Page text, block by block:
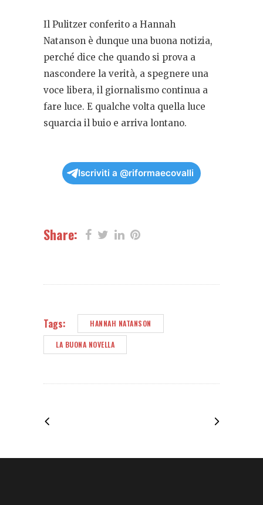
Il Pulitzer conferito a Hannah
Natanson è dunque una buona notizia,
perché dice che quando si prova a
nascondere la verità, a spegnere una
voce libera, il giornalismo continua a
fare luce. E qualche volta quella luce
squarcia il buio e arriva lontano.
Iscriviti a @riformaecovalli
Share:
Tags: HANNAH NATANSON
LA BUONA NOVELLA